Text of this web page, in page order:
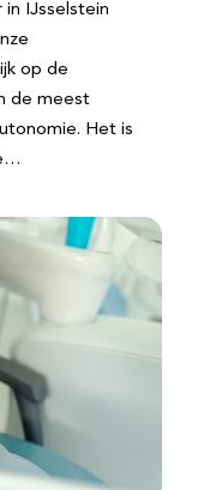
IJsselstein
op de
de meest
Het is